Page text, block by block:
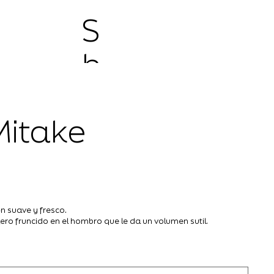
S
h
p
suave y fresco.
fruncido en el hombro que le da un volumen sutil.